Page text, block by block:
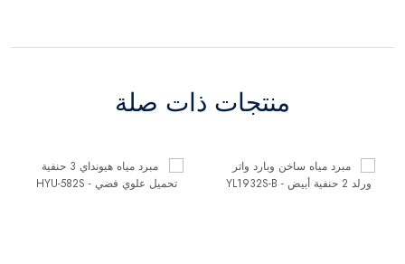
منتجات ذات صلة